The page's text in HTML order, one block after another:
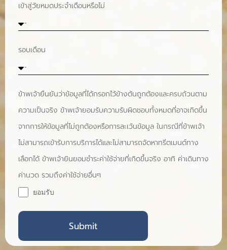
เข้าสู่วัยหมดประจำเดือนหรือไม่
รอบเดือน
ข้าพเจ้ายืนยันว่าข้อมูลที่ได้กรอกไว้ข้างต้นถูกต้องและครบถ้วนตาม
ความเป็นจริง ข้าพเจ้ายอมรับความรับผิดชอบทั้งหมดที่อาจเกิดขึ้น
จากการให้ข้อมูลที่ไม่ถูกต้องหรือการละเว้นข้อมูล ในกรณีที่ข้าพเจ้า
ไม่สามารถเข้ารับการบริการได้และไม่สามารถจัดหาทรีตเมนต์ทาง
เลือกได้ ข้าพเจ้ายินยอมชำระค่าใช้จ่ายที่เกิดขึ้นจริง อาทิ ค่าเดินทาง
ค่านวด รวมถึงค่าใช้จ่ายอื่นๆ
ยอมรับ
Submit